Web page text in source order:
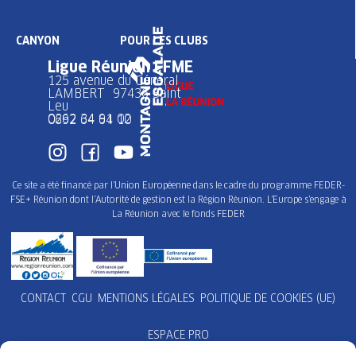
CANYON POUR LES CLUBS
Ligue Réunion FFME
125 avenue du Général
LAMBERT 97436 Saint
Leu
0262 34 91 02
0692 64 64 10
Ce site a été financé par l’Union Européenne dans le cadre du programme FEDER-
FSE+ Réunion dont l’Autorité de gestion est la Région Réunion. L’Europe s’engage à
La Réunion avec le fonds FEDER
CONTACT CGU MENTIONS LÉGALES POLITIQUE DE COOKIES (UE)
ESPACE PRO